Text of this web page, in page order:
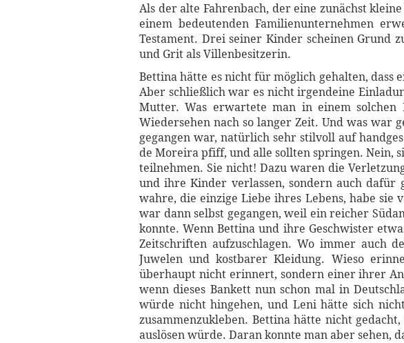
Als der alte Fahrenbach, der eine zunächst
einem bedeutenden Familienunternehmen
Testament. Drei seiner Kinder scheinen Grund
und Grit als Villenbesitzerin.
Bettina hätte es nicht für möglich gehalten, dass
Aber schließlich war es nicht irgendeine
Mutter. Was erwartete man in einem solchen
Wiedersehen nach so langer Zeit. Und was war
gegangen war, natürlich sehr stilvoll auf
de Moreira pfiff, und alle sollten springen. Nein,
teilnehmen. Sie nicht! Dazu waren die
und ihre Kinder verlassen, sondern auch dafür
wahre, die einzige Liebe ihres Lebens, habe
war dann selbst gegangen, weil ein reicher
konnte. Wenn Bettina und ihre Geschwister
Zeitschriften aufzuschlagen. Wo immer auch
Juwelen und kostbarer Kleidung. Wieso
überhaupt nicht erinnert, sondern einer ihrer
wenn dieses Bankett nun schon mal in
würde nicht hingehen, und Leni hätte sich
zusammenzukleben. Bettina hätte nicht
auslösen würde. Daran konnte man aber sehen,